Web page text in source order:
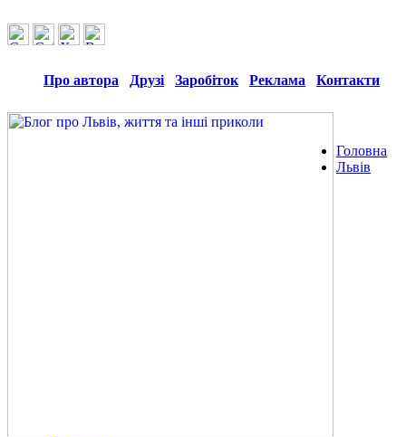
Про автора Друзі Заробіток Реклама Контакти
Головна
Львів